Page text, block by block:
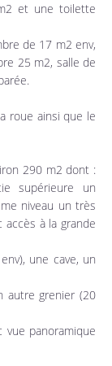
et une toilette
de 17 m2 env,
25 m2, salle de
roue ainsi que le
290 m2 dont :
supérieure un
niveau un très
accès à la grande
une cave, un
autre grenier (20
panoramique